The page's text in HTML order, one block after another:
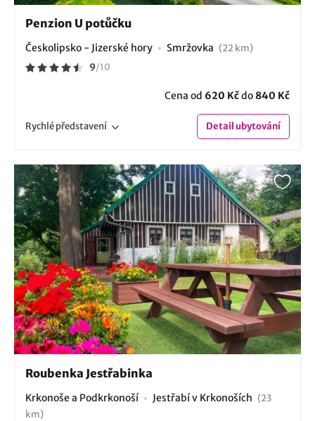
Penzion U potůčku
Českolipsko - Jizerské hory Smržovka (22 km)
9/10
Cena od 620 Kčdo 840 Kč
Rychlépředstavení Detailubytování
Roubenka Jestřabinka
Krkonoše a Podkrkonoší Jestřabí v Krkonoších (23
km)